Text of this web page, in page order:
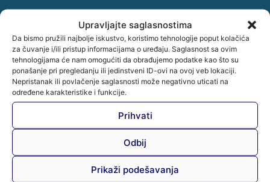
Upravljajte saglasnostima
Da bismo pružili najbolje iskustvo, koristimo tehnologije poput kolačića
za čuvanje i/ili pristup informacijama o uređaju. Saglasnost sa ovim
tehnologijama će nam omogućiti da obrađujemo podatke kao što su
ponašanje pri pregledanju ili jedinstveni ID-ovi na ovoj veb lokaciji.
Nepristanak ili povlačenje saglasnosti može negativno uticati na
određene karakteristike i funkcije.
Prihvati
Odbij
Prikaži podešavanja